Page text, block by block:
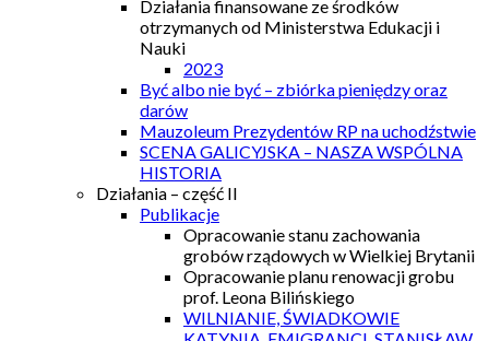
Działania finansowane ze środków
otrzymanych od Ministerstwa Edukacji i
Nauki
2023
Być albo nie być – zbiórka pieniędzy oraz
darów
Mauzoleum Prezydentów RP na uchodźstwie
SCENA GALICYJSKA – NASZA WSPÓLNA
HISTORIA
Działania – część II
Publikacje
Opracowanie stanu zachowania
grobów rządowych w Wielkiej Brytanii
Opracowanie planu renowacji grobu
prof. Leona Bilińskiego
WILNIANIE, ŚWIADKOWIE